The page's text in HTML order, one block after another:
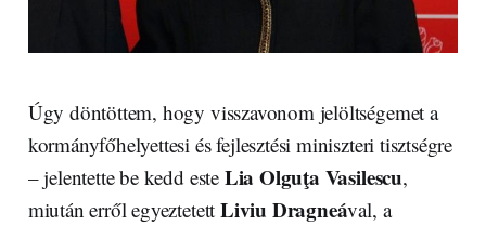
Úgy döntöttem, hogy visszavonom jelöltségemet a
kormányfőhelyettesi és fejlesztési miniszteri tisztségre
– jelentette be kedd este Lia Olguţa Vasilescu,
miután erről egyeztetett Liviu Dragneával, a